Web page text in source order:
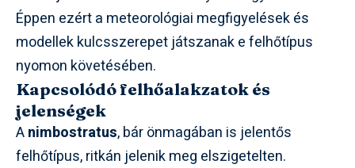
Éppen ezért a meteorológiai megfigyelések és
modellek kulcsszerepet játszanak e felhőtípus
nyomon követésében.
Kapcsolódó felhőalakzatok és
jelenségek
Animbostratus, bár önmagában is jelentős
felhőtípus, ritkán jelenik meg elszigetelten.